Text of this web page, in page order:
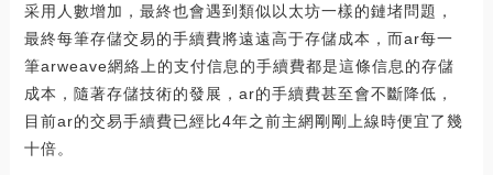
采用人數增加，最終也會遇到類似以太坊一樣的鏈堵問題，
最終每筆存儲交易的手續費將遠遠高于存儲成本，而ar每一
筆arweave網絡上的支付信息的手續費都是這條信息的存儲
成本，隨著存儲技術的發展，ar的手續費甚至會不斷降低，
目前ar的交易手續費已經比4年之前主網剛剛上線時便宜了幾
十倍。